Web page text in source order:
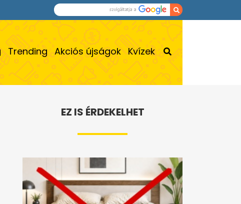
Trending Akciós újságok Kvízek
EZ IS ÉRDEKELHET